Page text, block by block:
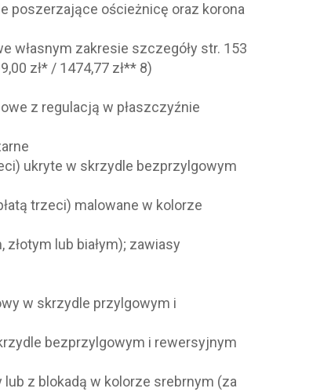
poszerzające ościeżnicę oraz korona
własnym zakresie szczegóły str. 153
zł* / 1474,77 zł** 8)
z regulacją w płaszczyźnie
ukryte w skrzydle bezprzylgowym
trzeci) malowane w kolorze
lub białym); zawiasy
w skrzydle przylgowym i
bezprzylgowym i rewersyjnym
z blokadą w kolorze srebrnym (za